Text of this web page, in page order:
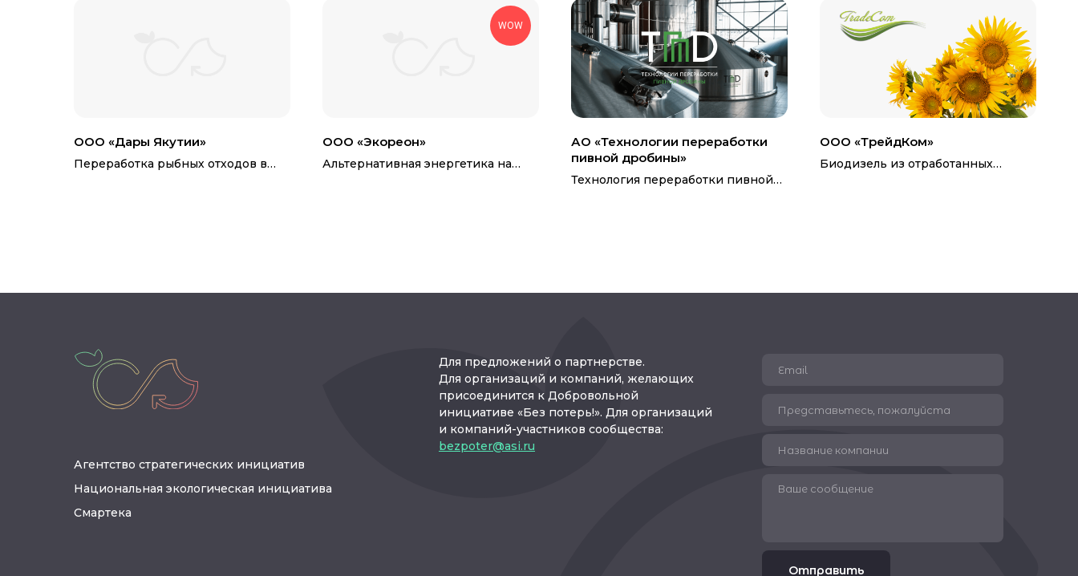
ООО «Дары Якутии»
Переработка рыбных отходов в
WOW
ООО «Экореон»
Альтернативная энергетика на
АО «Технологии переработки
пивной дробины»
Технология переработки пивной
ООО «ТрейдКом»
Биодизель из отработанных
Агентство стратегических инициатив
Национальная экологическая инициатива
Смартека
Для предложений о партнерстве.
Для организаций и компаний, желающих
присоединится к Добровольной
инициативе «Без потерь!». Для организаций
и компаний-участников сообщества:
bezpoter@asi.ru
Отправить